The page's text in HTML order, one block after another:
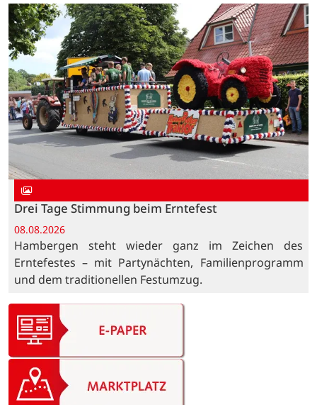
Drei Tage Stimmung beim Erntefest
08.08.2026
Hambergen steht wieder ganz im Zeichen des
Erntefestes – mit Partynächten, Familienprogramm
und dem traditionellen Festumzug.